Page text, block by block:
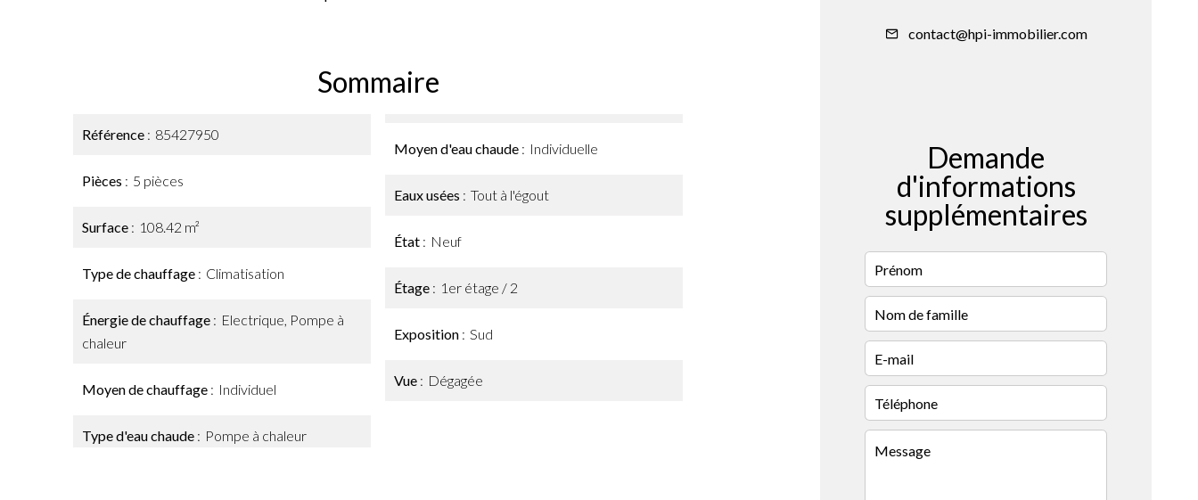
Sommaire
Référence 85427950
Pièces 5 pièces
Surface 108.42 m²
Type de chauffage Climatisation
Énergie de chauffage
Electrique, Pompe à
chaleur
Moyen de chauffage Individuel
Type d'eau chaude Pompe à chaleur
Moyen d'eau chaude Individuelle
Eaux usées Tout à l'égout
État Neuf
Étage 1er étage / 2
Exposition Sud
Vue Dégagée
contact@hpi-immobilier.com
Demande
d'informations
supplémentaires